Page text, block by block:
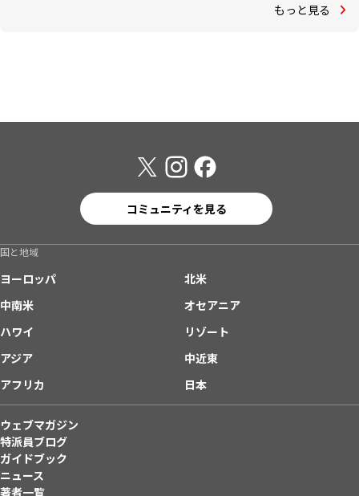
もっと見る
コミュニティを見る
国と地域
ヨーロッパ
北米
中南米
オセアニア
ハワイ
リゾート
アジア
中近東
アフリカ
日本
ウェブマガジン
特派員ブログ
ガイドブック
ニュース
著者一覧